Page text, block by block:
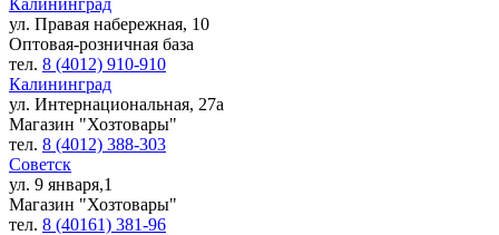
ул. Правая набережная, 10
Оптовая-розничная база
тел. 8 (4012) 910-910
Калининград
ул. Интернациональная, 27а
Магазин "Хозтовары"
тел. 8 (4012) 388-303
Советск
ул. 9 января,1
Магазин "Хозтовары"
тел. 8 (40161) 381-96